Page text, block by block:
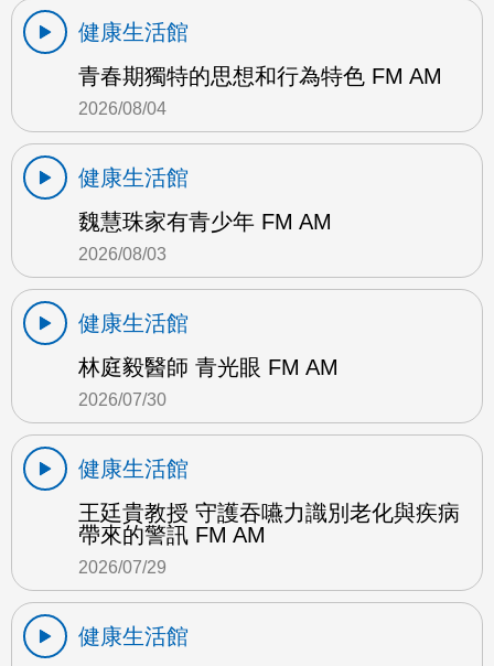
健康生活館
青春期獨特的思想和行為特色 FM AM
2026/08/04
健康生活館
魏慧珠家有青少年 FM AM
2026/08/03
健康生活館
林庭毅醫師 青光眼 FM AM
2026/07/30
健康生活館
王廷貴教授 守護吞嚥力識別老化與疾病
帶來的警訊 FM AM
2026/07/29
健康生活館